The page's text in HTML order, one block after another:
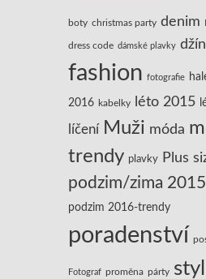
boty christmas party denim
dress code dámské plavky
fashion fotografie
2016 kabelky léto 2015
líčení Muži móda
trendy plavky Plus
podzim/zima
podzim 2016-trendy
poradenství
Fotograf proměna párty